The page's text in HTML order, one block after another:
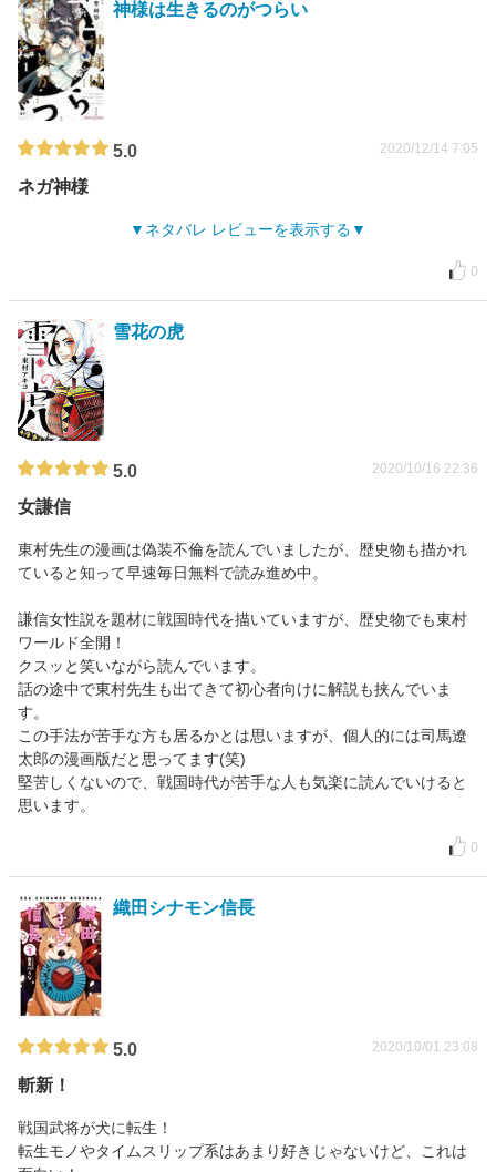
神様は生きるのがつらい
5.0 2020/12/14 7:05
ネガ神様
ネタバレ レビューを表示する
0
雪花の虎
5.0 2020/10/16 22:36
女謙信
東村先生の漫画は偽装不倫を読んでいましたが、歴史物も描かれ
ていると知って早速毎日無料で読み進め中。
謙信女性説を題材に戦国時代を描いていますが、歴史物でも東村
ワールド全開！
クスッと笑いながら読んでいます。
話の途中で東村先生も出てきて初心者向けに解説も挟んでいま
す。
この手法が苦手な方も居るかとは思いますが、個人的には司馬遼
太郎の漫画版だと思ってます(笑)
堅苦しくないので、戦国時代が苦手な人も気楽に読んでいけると
思います。
0
織田シナモン信長
5.0 2020/10/01 23:08
斬新！
戦国武将が犬に転生！
転生モノやタイムスリップ系はあまり好きじゃないけど、これは